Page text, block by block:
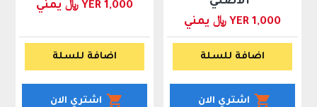
YER 1,000 ﷼ يمني
اضافة للسلة
اشتري الان
YER 1,000 ﷼ يمني
اضافة للسلة
اشتري الان